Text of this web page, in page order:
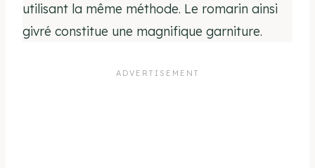
utilisant la même méthode. Le romarin ainsi
givré constitue une magnifique garniture.